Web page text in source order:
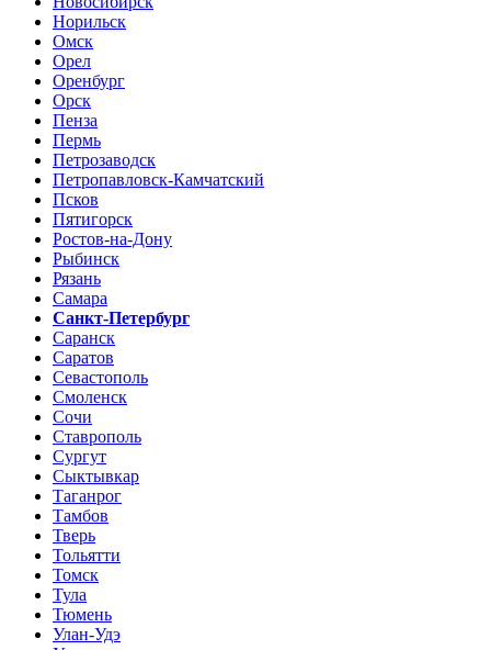
Норильск
Омск
Орел
Оренбург
Орск
Пенза
Пермь
Петрозаводск
Петропавловск-Камчатский
Псков
Пятигорск
Ростов-на-Дону
Рыбинск
Рязань
Самара
Санкт-Петербург
Саранск
Саратов
Севастополь
Смоленск
Сочи
Ставрополь
Сургут
Сыктывкар
Таганрог
Тамбов
Тверь
Тольятти
Томск
Тула
Тюмень
Улан-Удэ